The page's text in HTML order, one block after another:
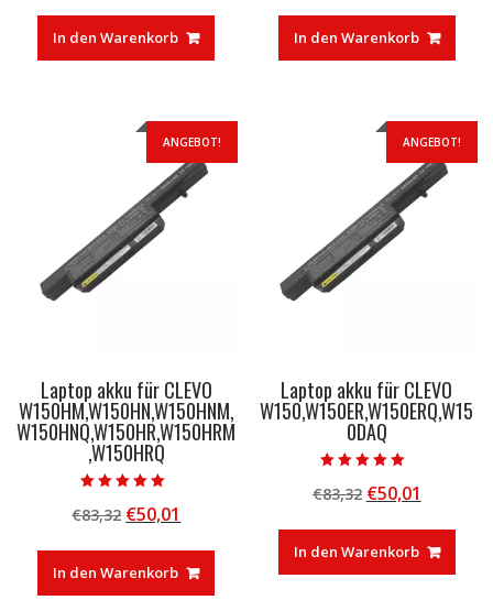
war:
€83,32
ist:
€50,01.
In den Warenkorb
war:
€83,32
ist:
€50,01.
In den Warenkorb
ANGEBOT!
Laptop akku für CLEVO
W150HM,W150HN,W150HNM,
W150HNQ,W150HR,W150HRM
,W150HRQ
5.00
von 5
€83,32 Ursprünglicher
war:
€83,32
€50,01
ist:
€50,01.
In den Warenkorb
ANGEBOT!
Laptop akku für CLEVO
W150,W150ER,W150ERQ,W15
0DAQ
5.00
von 5
€83,32 Ursprünglicher
war:
€83,32
€50,01
ist:
€50,01.
In den Warenkorb